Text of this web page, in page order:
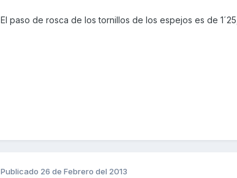
El paso de rosca de los tornillos de los espejos es de
Publicado 26 de Febrero del 2013